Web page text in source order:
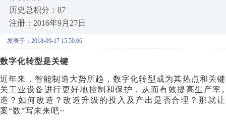
历史总积分：87
注册：2016年9月27日
发表于：2018-09-17 15:50:06
数字化转型是关键
近年来，智能制造大势所趋，数字化转型成为其热点和关
关工业设备进行更好地控制和保护，从而有效提高生产
造？如何改造？改造升级的投入及产出是否合理？那就
案“数”写未来吧~